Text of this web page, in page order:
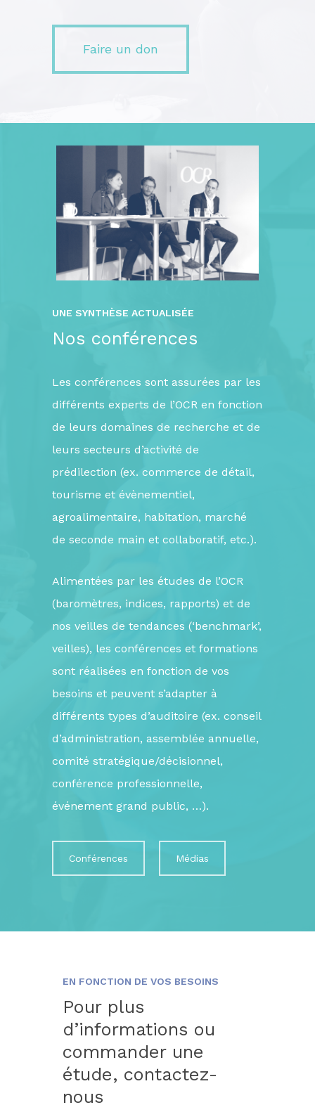
Faire un don
UNE SYNTHÈSE ACTUALISÉE
Nos conférences
Les conférences sont assurées par les
différents experts de l’OCR en fonction
de leurs domaines de recherche et de
leurs secteurs d’activité de
prédilection (ex. commerce de détail,
tourisme et évènementiel,
agroalimentaire, habitation, marché
de seconde main et collaboratif, etc.).
Alimentées par les études de l’OCR
(baromètres, indices, rapports) et de
nos veilles de tendances (‘benchmark’,
veilles), les conférences et formations
sont réalisées en fonction de vos
besoins et peuvent s’adapter à
différents types d’auditoire (ex. conseil
d’administration, assemblée annuelle,
comité stratégique/décisionnel,
conférence professionnelle,
événement grand public, …).
Conférences Médias
EN FONCTION DE VOS BESOINS
Pour plus
d’informations ou
commander une
étude, contactez-
nous